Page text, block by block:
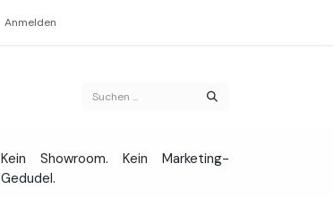
Anmelden
Kein Showroom. Kein Marketing-
Gedudel.